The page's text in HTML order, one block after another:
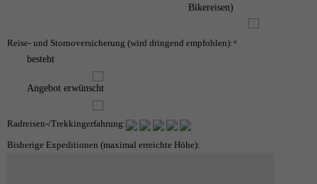
Bikereisen)
Reise- und Stornoversicherung (wird dringend empfohlen):*
besteht
Angebot erwünscht
Radreisen-/Trekkingerfahrung:
Bisherige Expeditionen (maximal erreichte Höhe):